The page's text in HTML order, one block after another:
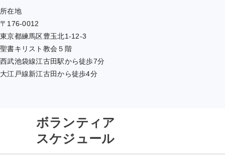
所在地
〒176-0012
東京都練馬区豊玉北1-12-3
聖書キリスト教会５階
西武池袋線江古田駅から徒歩7分
大江戸線新江古田から徒歩4分
ボランティア
スケジュール